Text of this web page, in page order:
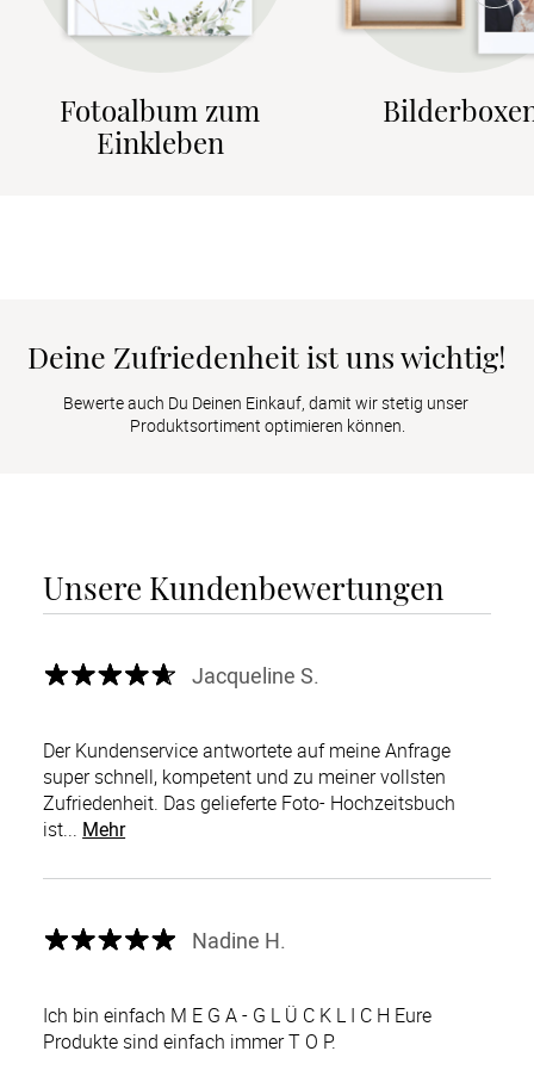
Fotoalbum zum
Einkleben
Deine Zufriedenheit ist uns wichtig!
Bewerte auch Du Deinen Einkauf, damit wir stetig unser
Produktsortiment optimieren können.
Unsere Kundenbewertungen
Jacqueline S.
Der Kundenservice antwortete auf meine Anfrage
super schnell, kompetent und zu meiner vollsten
Zufriedenheit. Das gelieferte Foto- Hochzeitsbuch
ist... Mehr
Nadine H.
Ich bin einfach M E G A - G L Ü C K L I C H Eure
Produkte sind einfach immer T O P.